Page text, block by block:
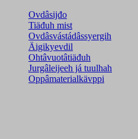
Ovdâsijđo
Tiäđuh mist
Ovdâsvástádâssyergih
Äigikyevdil
Ohtâvuotâtiäđuh
Jurgâleijeeh já tuulhah
Oppâmaterialkävppi